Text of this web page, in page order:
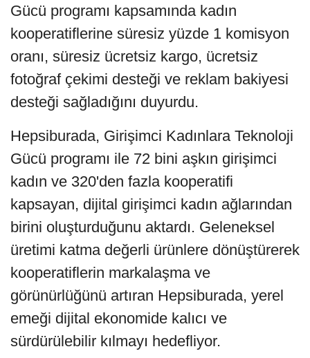
Gücü programı kapsamında kadın
kooperatiflerine süresiz yüzde 1 komisyon
oranı, süresiz ücretsiz kargo, ücretsiz
fotoğraf çekimi desteği ve reklam bakiyesi
desteği sağladığını duyurdu.
Hepsiburada, Girişimci Kadınlara Teknoloji
Gücü programı ile 72 bini aşkın girişimci
kadın ve 320'den fazla kooperatifi
kapsayan, dijital girişimci kadın ağlarından
birini oluşturduğunu aktardı. Geleneksel
üretimi katma değerli ürünlere dönüştürerek
kooperatiflerin markalaşma ve
görünürlüğünü artıran Hepsiburada, yerel
emeği dijital ekonomide kalıcı ve
sürdürülebilir kılmayı hedefliyor.